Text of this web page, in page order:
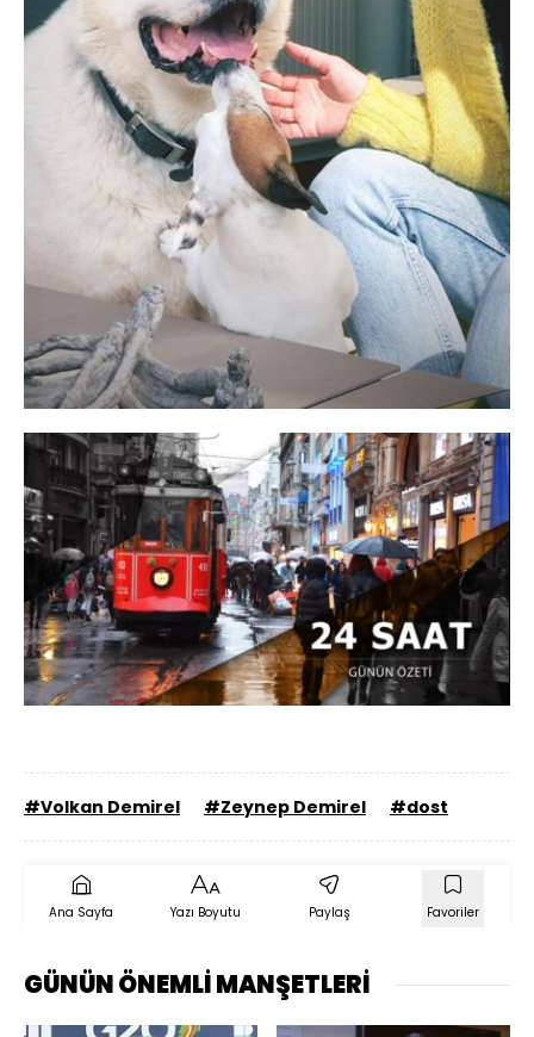
Sesi
Aç
Yüklendi
59.18%
Oynatma
Hızı
#Volkan Demirel #Zeynep Demirel #dost
Ana Sayfa Yazı Boyutu Paylaş Favoriler
GÜNÜN ÖNEMLİ MANŞETLERİ